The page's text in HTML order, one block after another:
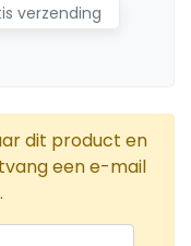
verzending
dit product en
een e-mail